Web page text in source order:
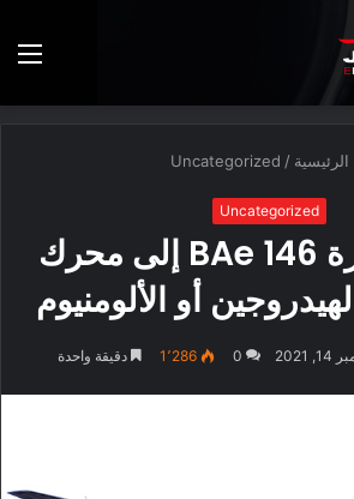
الرئيسية /
Uncategorized
Uncategorized
تحويل طائرة BAe 146 إلى محرك
أو الألومنيوم
2021
0 1٬286 دقيقة واحدة